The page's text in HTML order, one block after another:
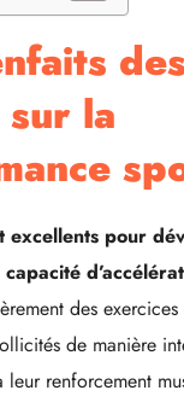
des
la
excellents pour
des
de manière
renforcement